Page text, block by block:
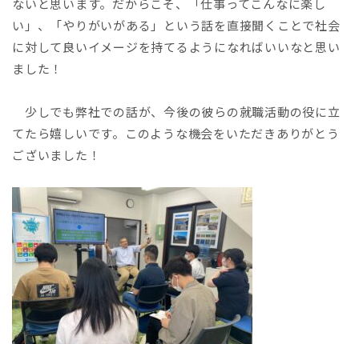
ないと思います。だからこそ、「仕事ってこんなに楽し
い」、「やりがいがある」という話を直接聞くことで社会
に対して良いイメージを持てるようになればいいなと思い
ました！
少しでも弊社での話が、今後の彼らの就職活動の役に立
てたら嬉しいです。このような機会をいただきありがとう
ございました！